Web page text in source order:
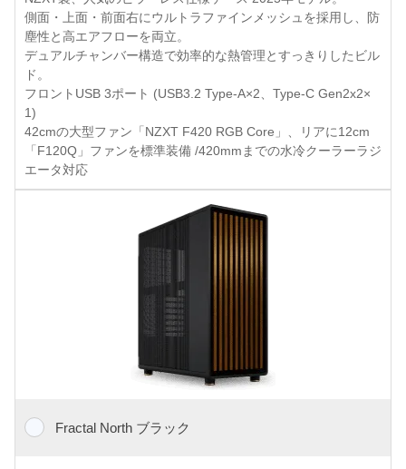
側面・上面・前面右にウルトラファインメッシュを採用し、防
塵性と高エアフローを両立。
デュアルチャンバー構造で効率的な熱管理とすっきりしたビル
ド。
フロントUSB 3ポート (USB3.2 Type-A×2、Type-C Gen2x2×
1)
42cmの大型ファン「NZXT F420 RGB Core」、リアに12cm
「F120Q」ファンを標準装備 /420mmまでの水冷クーラーラジ
エータ対応
Fractal North ブラック